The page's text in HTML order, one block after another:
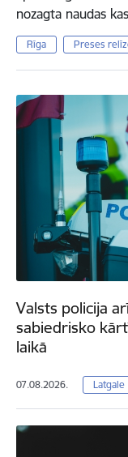
nozagta naudas
Rīga Preses
Valsts policija
sabiedrisko
laikā
07.08.2026. Latgale